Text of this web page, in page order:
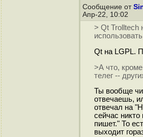
Сообщение от
Апр-22, 10:02
> Qt Trolltech
Qt на LGPL.
>А что,
телег --
Ты вообще
отвечаешь,
отвечал на
сейчас
пишет." То
выходит